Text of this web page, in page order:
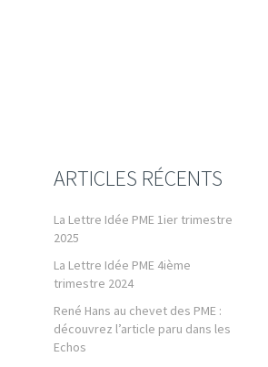
ARTICLES RÉCENTS
La Lettre Idée PME 1ier trimestre
2025
La Lettre Idée PME 4ième
trimestre 2024
René Hans au chevet des PME :
découvrez l’article paru dans les
Echos